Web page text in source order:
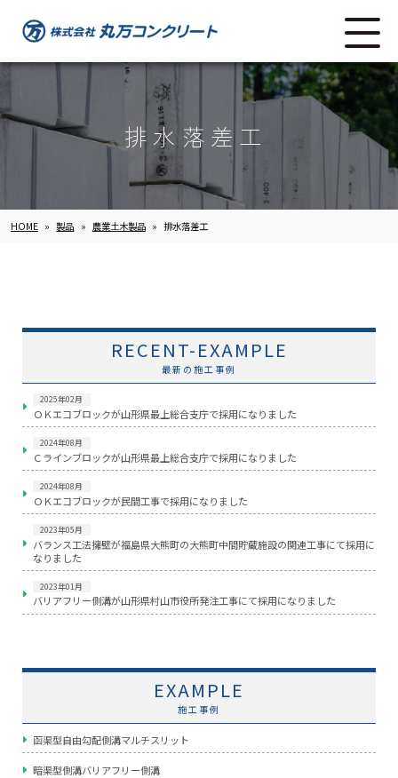
排水落差工
HOME » 製品 » 農業土木製品 » 排水落差工
RECENT-EXAMPLE
最新の施工事例
2025年02月
ＯＫエコブロックが山形県最上総合支庁で採用になりました
2024年08月
Ｃラインブロックが山形県最上総合支庁で採用になりました
2024年08月
ＯＫエコブロックが民間工事で採用になりました
2023年05月
バランス工法擁壁が福島県大熊町の大熊町中間貯蔵施設の関連工事にて採用に
なりました
2023年01月
バリアフリー側溝が山形県村山市役所発注工事にて採用になりました
EXAMPLE
施工事例
函渠型自由勾配側溝マルチスリット
暗渠型側溝バリアフリー側溝